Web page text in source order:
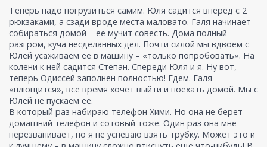
Теперь надо погрузиться самим. Юля садится вперед с 2
рюкзаками, а сзади вроде места маловато. Галя начинает
собираться домой – ее мучит совесть. Дома полный
разгром, куча несделанных дел. Почти силой мы вдвоем с
Юлей усаживаем ее в машину – «только попробовать». На
колени к ней садится Степан. Спереди Юля и я. Ну вот,
теперь Одиссей заполнен полностью! Едем. Галя
«плющится», все время хочет выйти и поехать домой. Мы с
Юлей не пускаем ее.
В который раз набираю телефон Хими. Но она не берет
домашний телефон и сотовый тоже. Один раз она мне
перезванивает, но я не успеваю взять трубку. Может это и